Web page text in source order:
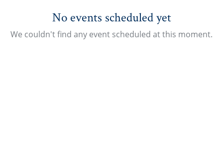
No events scheduled yet
We couldn't find any event scheduled at this moment.